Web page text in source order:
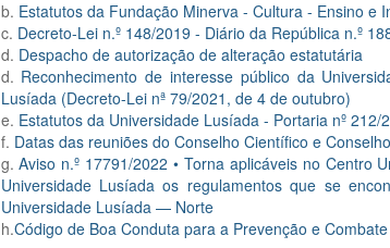
b. Estatutos da Fundação Minerva - Cultura - Ensino e
c. Decreto-Lei n.º 148/2019 - Diário da República n.º
d. Despacho de autorização de alteração estatutária
d. Reconhecimento de interesse público da
Lusíada (Decreto-Lei nª 79/2021, de 4 de outubro)
e. Estatutos da Universidade Lusíada - Portaria nº
f. Datas das reuniões do Conselho Científico e
g.Aviso n.º 17791/2022 • Torna aplicáveis no
Universidade Lusíada os regulamentos que se
Universidade Lusíada — Norte
h.Código de Boa Conduta para a Prevenção e